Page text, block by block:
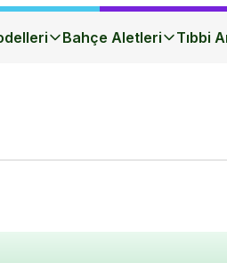
Bahçe Aletleri Tıbbi